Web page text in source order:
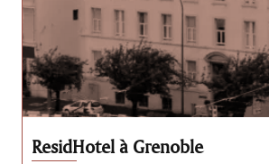
ResidHotel à Grenoble